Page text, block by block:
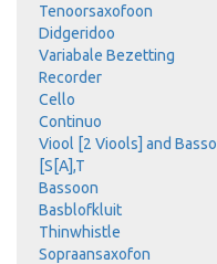
Tenoorsaxofoon
Didgeridoo
Variabale Bezetting
Recorder
Cello
Continuo
Viool [2 Viools] and Basso
[S[A],T
Bassoon
Basblofkluit
Thinwhistle
Sopraansaxofon